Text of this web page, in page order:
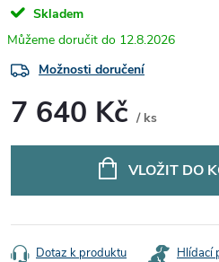
Skladem
12.8.2026
Možnosti doručení
7 640 Kč / ks
VLOŽIT DO
Dotaz k produktu Hlídací